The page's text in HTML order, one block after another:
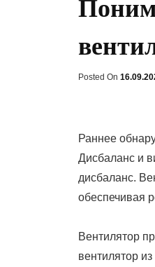
Posted On Posted
Раннее
Дисбаланс и
дисбаланс.
обеспечивая
Вентилятор
вентилятор